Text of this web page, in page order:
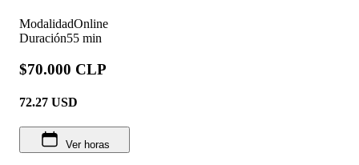
ModalidadOnline
Duración55 min
$70.000 CLP
72.27 USD
Ver horas